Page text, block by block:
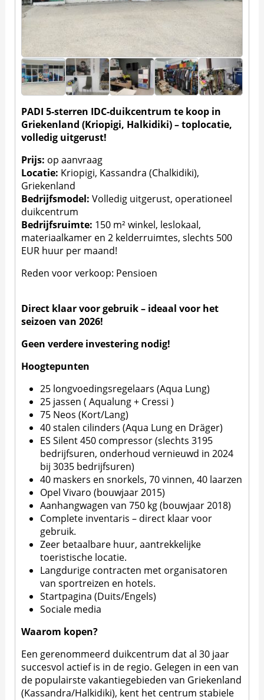
PADI 5-sterren IDC-duikcentrum te koop in
Griekenland (Kriopigi, Halkidiki) – toplocatie,
volledig uitgerust!
Prijs: op aanvraag
Locatie: Kriopigi, Kassandra (Chalkidiki),
Griekenland
Bedrijfsmodel: Volledig uitgerust, operationeel
duikcentrum
Bedrijfsruimte: 150 m² winkel, leslokaal,
materiaalkamer en 2 kelderruimtes, slechts 500
EUR huur per maand!
Reden voor verkoop: Pensioen
Direct klaar voor gebruik – ideaal voor het
seizoen van 2026!
Geen verdere investering nodig!
Hoogtepunten
25 longvoedingsregelaars (Aqua Lung)
25 jassen ( Aqualung + Cressi )
75 Neos (Kort/Lang)
40 stalen cilinders (Aqua Lung en Dräger)
ES Silent 450 compressor (slechts 3195
bedrijfsuren, onderhoud vernieuwd in 2024
bij 3035 bedrijfsuren)
40 maskers en snorkels, 70 vinnen, 40 laarzen
Opel Vivaro (bouwjaar 2015)
Aanhangwagen van 750 kg (bouwjaar 2018)
Complete inventaris – direct klaar voor
gebruik.
Zeer betaalbare huur, aantrekkelijke
toeristische locatie.
Langdurige contracten met organisatoren
van sportreizen en hotels.
Startpagina (Duits/Engels)
Sociale media
Waarom kopen?
Een gerenommeerd duikcentrum dat al 30 jaar
succesvol actief is in de regio. Gelegen in een van
de populairste vakantiegebieden van Griekenland
(Kassandra/Halkidiki), kent het centrum stabiele